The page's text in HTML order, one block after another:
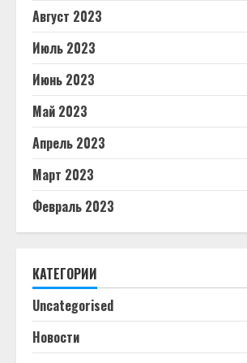
Август 2023
Июль 2023
Июнь 2023
Май 2023
Апрель 2023
Март 2023
Февраль 2023
КАТЕГОРИИ
Uncategorised
Новости